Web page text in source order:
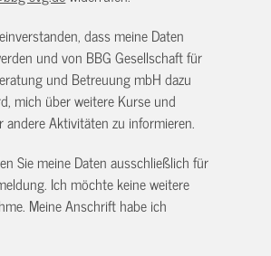
dass meine Daten
und von BBG Gesellschaft für
und Betreuung mbH dazu
mich über weitere Kurse und
andere Aktivitäten zu informieren.
Sie meine Daten ausschließlich für
Ich möchte keine weitere
Meine Anschrift habe ich